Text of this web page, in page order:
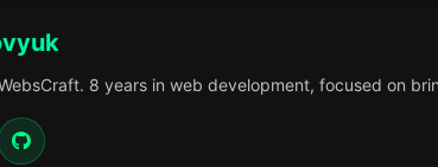
8 years in web development, focused on